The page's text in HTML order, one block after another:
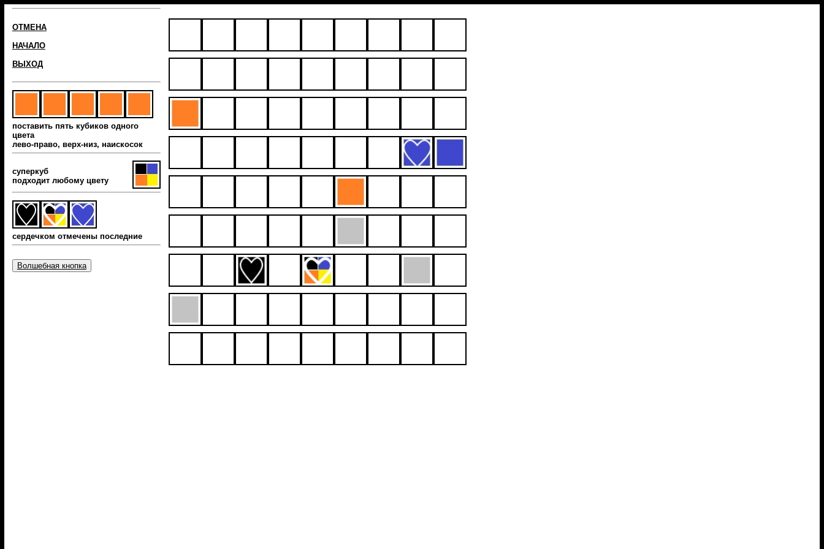
ОТМЕНА
НАЧАЛО
ВЫХОД
поставить пять кубиков одного
цвета
лево-право, верх-низ, наиcкосок
суперкуб
подходит любому цвету
сердечком отмечены последние
Волшебная кнопка